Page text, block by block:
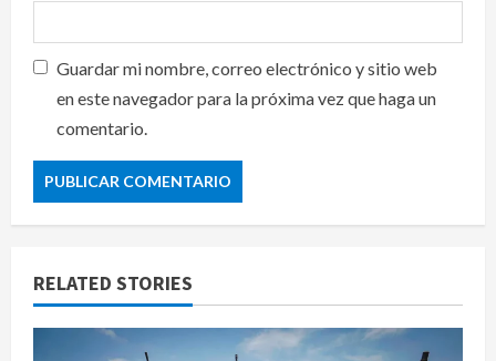
Guardar mi nombre, correo electrónico y sitio web
en este navegador para la próxima vez que haga un
comentario.
RELATED STORIES